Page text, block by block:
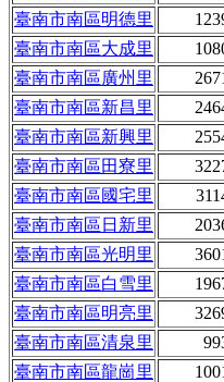
臺南市南區明德里
臺南市南區大成里
臺南市南區廣州里
臺南市南區新昌里
臺南市南區新興里
臺南市南區田寮里
臺南市南區國宅里
臺南市南區日新里
臺南市南區光明里
臺南市南區白雪里
臺南市南區明亮里
臺南市南區清泉里
臺南市南區龍崗里